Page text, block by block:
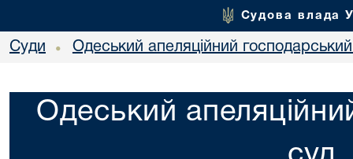
Судова влада
Суди • Одеський апеляційний
Одеський